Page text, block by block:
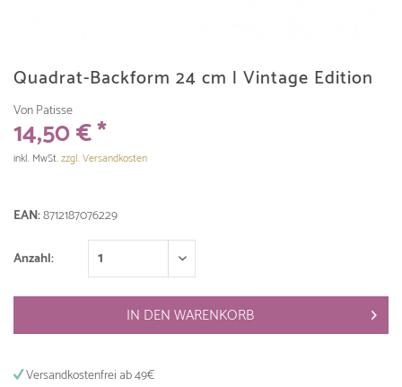
Quadrat-Backform 24 cm l Vintage Edition
Von Patisse
14,50 € *
inkl. MwSt.zzgl. Versandkosten
EAN:8712187076229
Anzahl:
IN DENWARENKORB
Versandkostenfrei ab 49€